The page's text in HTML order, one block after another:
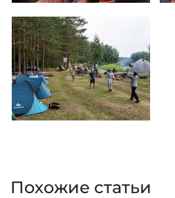
Увеличить
Похожие статьи